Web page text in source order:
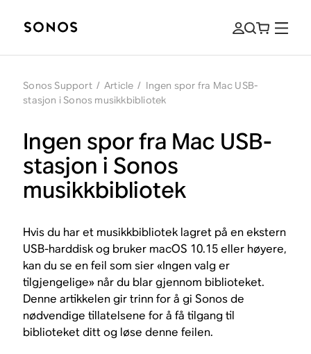
Sonos Support / Article / Ingen spor fra Mac USB-
stasjon i Sonos musikkbibliotek
Ingen spor fra Mac USB-
stasjon i Sonos
musikkbibliotek
Hvis du har et musikkbibliotek lagret på en ekstern
USB-harddisk og bruker macOS 10.15 eller høyere,
kan du se en feil som sier «Ingen valg er
tilgjengelige» når du blar gjennom biblioteket.
Denne artikkelen gir trinn for å gi Sonos de
nødvendige tillatelsene for å få tilgang til
biblioteket ditt og løse denne feilen.